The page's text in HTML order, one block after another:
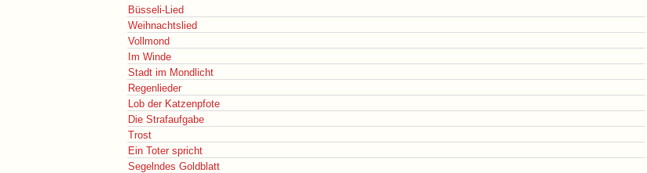
Büsseli-Lied
Weihnachtslied
Vollmond
Im Winde
Stadt im Mondlicht
Regenlieder
Lob der Katzenpfote
Die Strafaufgabe
Trost
Ein Toter spricht
Segelndes Goldblatt